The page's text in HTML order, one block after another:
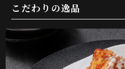
こだわりの逸品